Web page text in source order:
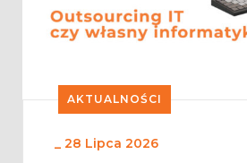
AKTUALNOŚCI
_ 28 Lipca 2026